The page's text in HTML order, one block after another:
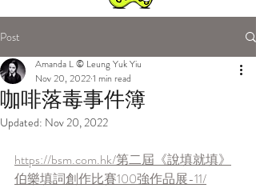
Post
咖啡落毒事件簿
Amanda L © Leung Yuk Yiu
Nov 20, 20221 min read
Updated: Nov 20, 2022
https://bsm.com.hk/第二屆《說填就填》
伯樂填詞創作比賽100強作品展-11/